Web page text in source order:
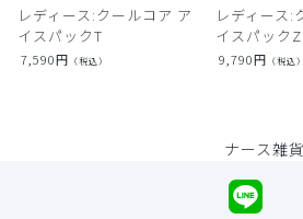
レディース:クールコア ア
イスパックT
7,590円 （税込）
レディース:
イスパック
9,790円 （税込）
ナース雑